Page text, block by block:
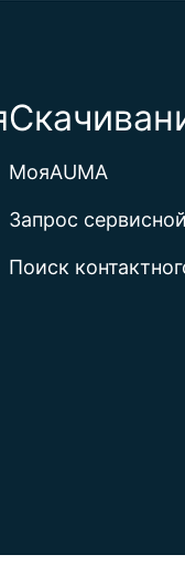
МояAUMA
Запрос
Поиск